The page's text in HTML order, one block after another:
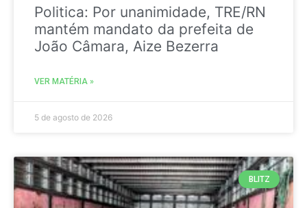
Politica: Por unanimidade, TRE/RN
mantém mandato da prefeita de
João Câmara, Aize Bezerra
VER MATÉRIA »
5 de agosto de 2026
BLITZ